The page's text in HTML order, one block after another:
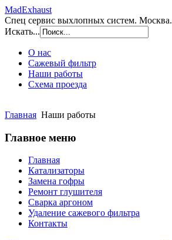
MadExhaust
Спец сервис выхлопных систем.
Искать...
О нас
Сажевый фильтр
Наши работы
Схема проезда
Главная Наши работы
Главное меню
Главная
Катализаторы
Замена гофры
Ремонт глушителя
Сварка аргоном
Удаление сажевого фильтра
Контакты